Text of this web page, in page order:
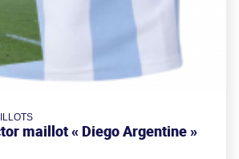
maillot « Diego Argentine »